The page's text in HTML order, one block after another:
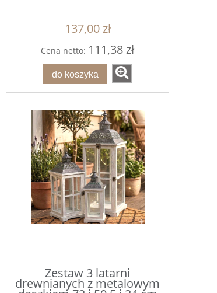
137,00 zł
Cena netto: 111,38 zł
do koszyka
Zestaw 3 latarni
drewnianych z metalowym